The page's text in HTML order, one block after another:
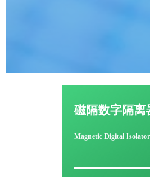
磁隔数字隔离
Magnetic Digital Isolator